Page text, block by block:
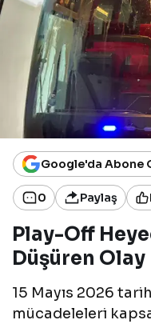
Google'da Abone
0 Paylaş
Play-Off
Düşüren Olay
15 Mayıs 2026
mücadeleleri